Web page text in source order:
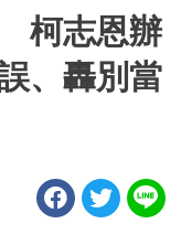
柯志恩辦
、轟別當